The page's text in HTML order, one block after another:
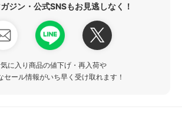
ジン・公式SNSもお見逃しなく！
に入り商品の値下げ・再入荷や
セール情報がいち早く受け取れます！